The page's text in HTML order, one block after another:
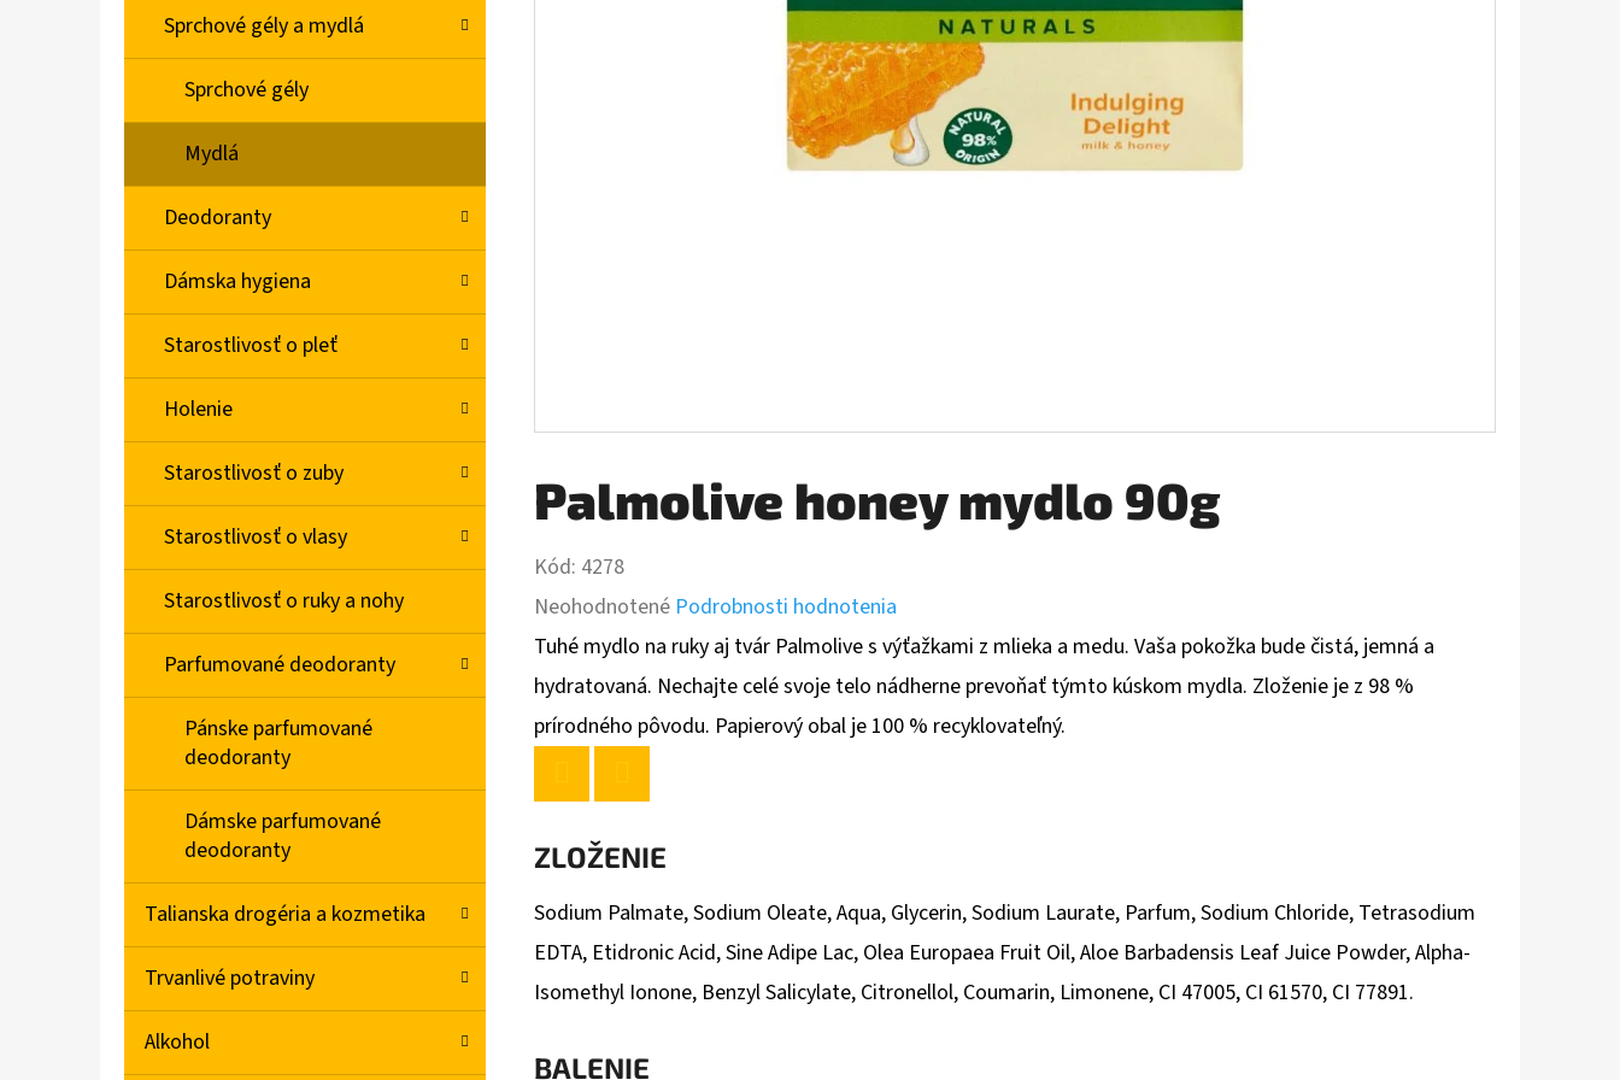
Sprchové gély a mydlá
Sprchové gély
Mydlá
Deodoranty
Dámska hygiena
Starostlivosť o pleť
Holenie
Starostlivosť o zuby
Starostlivosť o vlasy
Starostlivosť o ruky a nohy
Parfumované deodoranty
Pánske parfumované
deodoranty
Dámske parfumované
deodoranty
Talianska drogéria a kozmetika
Trvanlivé potraviny
Alkohol
Palmolive honey mydlo 90g
Kód: 4278
Priemerné
hodnotenie
produktu
je
z
5
Neohodnotené Podrobnosti hodnotenia
Tuhé mydlo na ruky aj tvár Palmolive s výťažkami z mlieka a medu. Vaša pokožka bude čistá, jemná a
hydratovaná. Nechajte celé svoje telo nádherne prevoňať týmto kúskom mydla. Zloženie je z 98 %
prírodného pôvodu. Papierový obal je 100 % recyklovateľný.
ZLOŽENIE
Sodium Palmate, Sodium Oleate, Aqua, Glycerin, Sodium Laurate, Parfum, Sodium Chloride, Tetrasodium
EDTA, Etidronic Acid, Sine Adipe Lac, Olea Europaea Fruit Oil, Aloe Barbadensis Leaf Juice Powder, Alpha-
Isomethyl Ionone, Benzyl Salicylate, Citronellol, Coumarin, Limonene, CI 47005, CI 61570, CI 77891.
BALENIE
BABA SPRCHOVÝ GÉL MAGNOLIA 750ML
€4,78
COCCOLINO SETA AVIVÁŽ 645ML
€2,76
Pôvodne: